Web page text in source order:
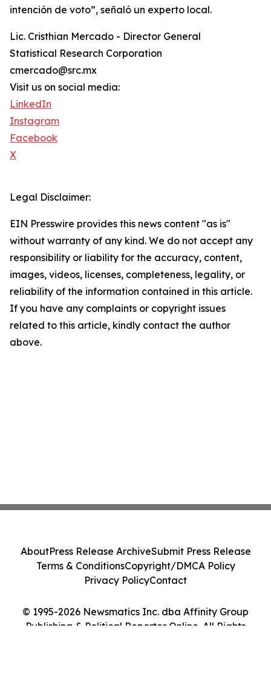
intención de voto”, señaló un experto local.
Lic. Cristhian Mercado - Director General
Statistical Research Corporation
cmercado@src.mx
Visit us on social media:
LinkedIn
Instagram
Facebook
X
Legal Disclaimer:
EIN Presswire provides this news content "as is"
without warranty of any kind. We do not accept any
responsibility or liability for the accuracy, content,
images, videos, licenses, completeness, legality, or
reliability of the information contained in this article.
If you have any complaints or copyright issues
related to this article, kindly contact the author
above.
© 1995-2026 Newsmatics Inc. dba Affinity Group
Publishing & Political Reporter Online. All Rights
AboutPress Release ArchiveSubmit Press Release
Terms & ConditionsCopyright/DMCA Policy
Privacy PolicyContact